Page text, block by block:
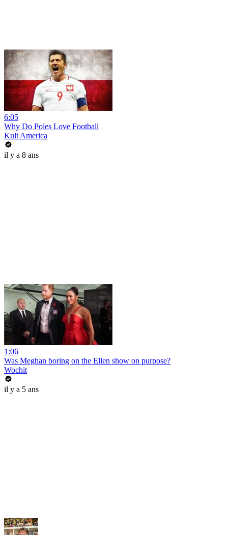
6:05
Why Do Poles Love Football
Kult America
il y a 8 ans
1:06
Was Meghan boring on the Ellen show on purpose?
Wochit
il y a 5 ans